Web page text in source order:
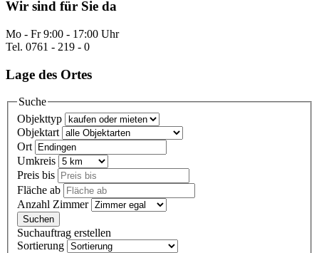
Wir sind für Sie da
Mo - Fr 9:00 - 17:00 Uhr
Tel. 0761 - 219 - 0
Lage des Ortes
Suche
Objekttyp
Objektart
Ort
Umkreis
Preis bis
Fläche ab
Anzahl Zimmer
Suchauftrag erstellen
Sortierung